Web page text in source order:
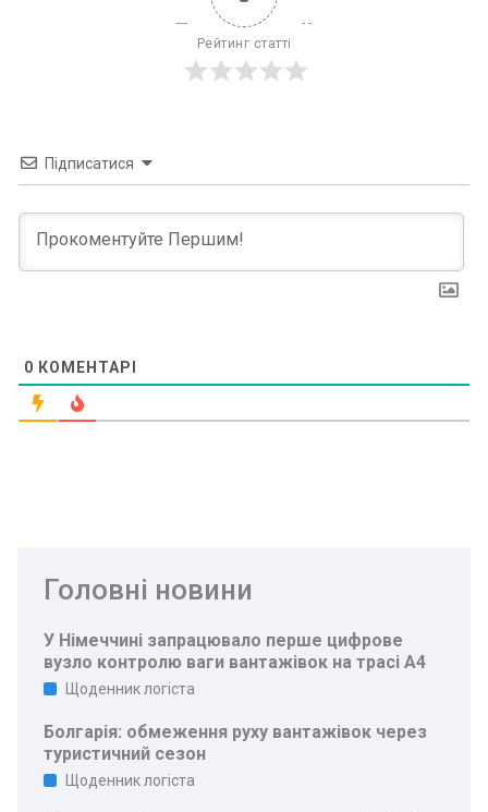
Рейтинг статті
Підписатися
0 КОМЕНТАРІ
Головні новини
У Німеччині запрацювало перше цифрове
вузло контролю ваги вантажівок на трасі A4
Щоденник логіста
Болгарія: обмеження руху вантажівок через
туристичний сезон
Щоденник логіста